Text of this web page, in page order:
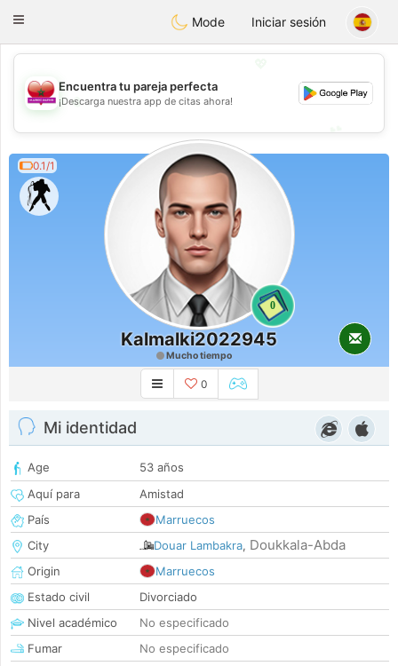
Maroc Dating
Toggle
Mode Iniciar sesión
💖
💕
Encuentra tu pareja perfecta
¡Descarga nuestra app de citas ahora!
0.1/1
0
Kalmalki2022945
Mucho tiempo
0
Mi identidad
Age
53 años
Aquí para
Amistad
País
Marruecos
City
Douar Lambakra, Doukkala-Abda
Origin
Marruecos
Estado civil
Divorciado
Nivel académico
No especificado
Fumar
No especificado